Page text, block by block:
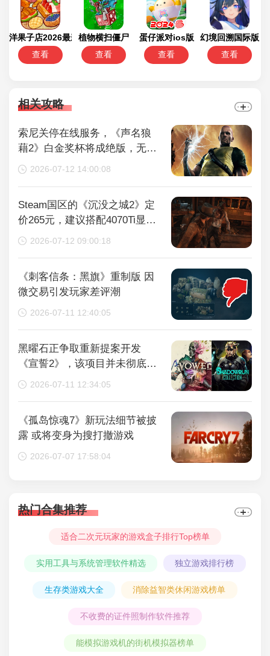
洋果子店2026最新版
查看
植物横扫僵尸
查看
蛋仔派对ios版
查看
幻境回溯国际版
查看
相关攻略
索尼关停在线服务，《声名狼
藉2》白金奖杯将成绝版，无法
再获取
2026-07-12 14:00:08
Steam国区的《沉没之城2》定
价265元，建议搭配4070Ti显卡
以获得较好体验
2026-07-12 09:00:18
《刺客信条：黑旗》重制版 因
微交易引发玩家差评潮
2026-07-11 12:40:05
黑曜石正争取重新提案开发
《宣誓2》，该项目并未彻底取
消
2026-07-11 12:34:05
《孤岛惊魂7》新玩法细节被披
露 或将变身为搜打撤游戏
2026-07-07 17:58:04
热门合集推荐
适合二次元玩家的游戏盒子排行Top榜单
实用工具与系统管理软件精选 独立游戏排行榜
生存类游戏大全 消除益智类休闲游戏榜单
不收费的证件照制作软件推荐
能模拟游戏机的街机模拟器榜单